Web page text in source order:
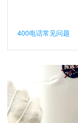
400电话常见问题